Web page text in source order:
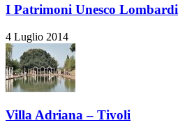
I Patrimoni Unesco Lombardi
4 Luglio 2014
Villa Adriana – Tivoli